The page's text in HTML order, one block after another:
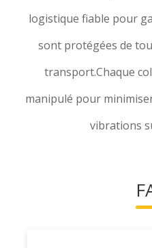
logistique fiable pour
sont protégées de
transport.Chaque
manipulé pour
vibrations